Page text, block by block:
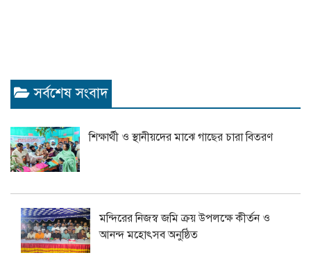
সর্বশেষ সংবাদ
শিক্ষার্থী ও স্থানীয়দের মাঝে গাছের চারা বিতরণ
মন্দিরের নিজস্ব জমি ক্রয় উপলক্ষে কীর্তন ও
আনন্দ মহোৎসব অনুষ্ঠিত